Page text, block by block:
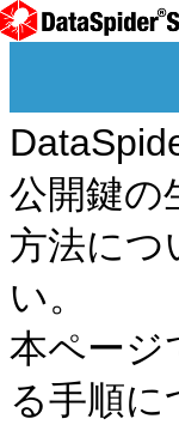
公開鍵の
方法につ
い。
本ページ
る手順に